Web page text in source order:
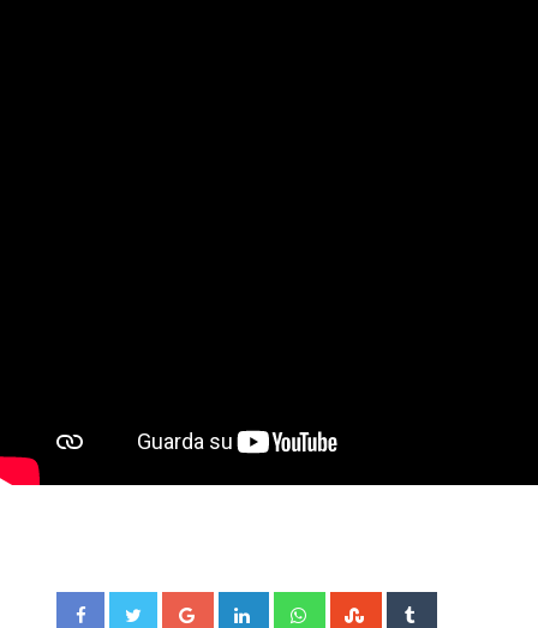
Google+ LinkedIn WhatsappStumbleUpon